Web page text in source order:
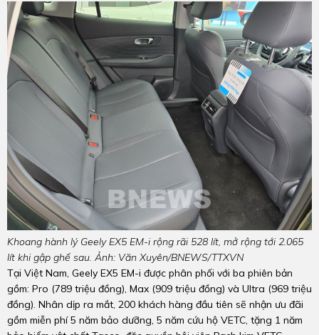
Khoang hành lý Geely EX5 EM-i rộng rãi 528 lít, mở rộng tới 2.065
lít khi gập ghế sau. Ảnh: Văn Xuyên/BNEWS/TTXVN
Tại Việt Nam, Geely EX5 EM-i được phân phối với ba phiên bản
gồm: Pro (789 triệu đồng), Max (909 triệu đồng) và Ultra (969 triệu
đồng). Nhân dịp ra mắt, 200 khách hàng đầu tiên sẽ nhận ưu đãi
gồm miễn phí 5 năm bảo dưỡng, 5 năm cứu hộ VETC, tặng 1 năm